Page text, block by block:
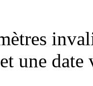
une date